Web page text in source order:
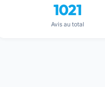
1021
Avis au total